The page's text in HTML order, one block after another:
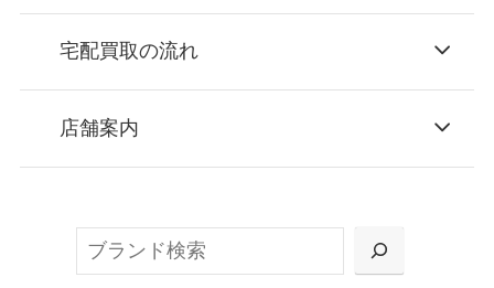
宅配買取の流れ
お申込み
または梱包材不要の「集荷申込」からお選び
店舗案内